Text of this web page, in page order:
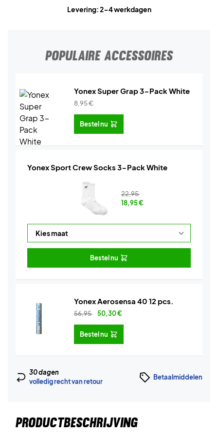
Levering: 2-4 werkdagen
POPULAIRE ACCESSOIRES
Yonex Super Grap 3-Pack White
8,95€
Bestel nu
Yonex Sport Crew Socks 3-Pack White
22,95
18,95€
Bestel nu
Yonex Aerosensa 40 12 pcs.
56,95 50,30€
Bestel nu
30 dagen
volledig recht van retour
Betaalmiddelen
PRODUCTBESCHRIJVING